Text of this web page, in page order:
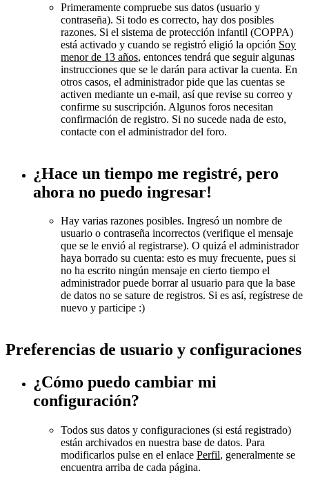
Primeramente compruebe sus datos (usuario y
contraseña). Si todo es correcto, hay dos posibles
razones. Si el sistema de protección infantil (COPPA)
está activado y cuando se registró eligió la opción Soy
menor de 13 años, entonces tendrá que seguir algunas
instrucciones que se le darán para activar la cuenta. En
otros casos, el administrador pide que las cuentas se
activen mediante un e-mail, así que revise su correo y
confirme su suscripción. Algunos foros necesitan
confirmación de registro. Si no sucede nada de esto,
contacte con el administrador del foro.
¿Hace un tiempo me registré, pero
ahora no puedo ingresar!
Hay varias razones posibles. Ingresó un nombre de
usuario o contraseña incorrectos (verifique el mensaje
que se le envió al registrarse). O quizá el administrador
haya borrado su cuenta: esto es muy frecuente, pues si
no ha escrito ningún mensaje en cierto tiempo el
administrador puede borrar al usuario para que la base
de datos no se sature de registros. Si es así, regístrese de
nuevo y participe :)
Preferencias de usuario y configuraciones
¿Cómo puedo cambiar mi
configuración?
Todos sus datos y configuraciones (si está registrado)
están archivados en nuestra base de datos. Para
modificarlos pulse en el enlace Perfil, generalmente se
encuentra arriba de cada página.